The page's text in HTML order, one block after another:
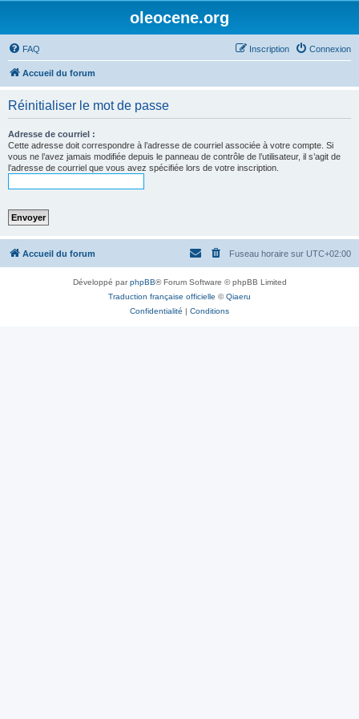
oleocene.org
FAQ Connexion
Inscription
Accueil du forum
Réinitialiser le mot de passe
Adresse de courriel :
Cette adresse doit correspondre à l’adresse de courriel associée à votre compte. Si
vous ne l’avez jamais modifiée depuis le panneau de contrôle de l’utilisateur, il s’agit de
l’adresse de courriel que vous avez spécifiée lors de votre inscription.
Accueil du forum Fuseau horaire sur UTC+02:00
Développé parphpBB® Forum Software © phpBB Limited
Traduction française officielle ©Qiaeru
Confidentialité | Conditions